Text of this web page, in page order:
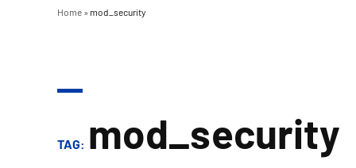
Home » mod_security
TAG: mod_security